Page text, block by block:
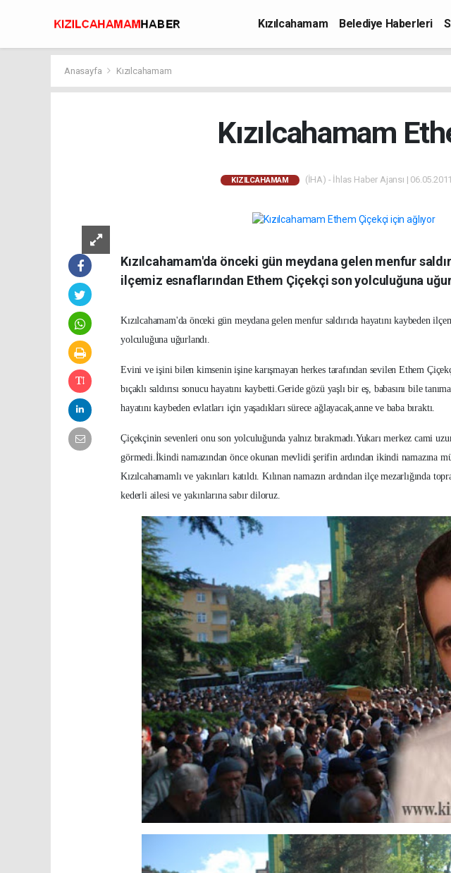
Kızılcahamam Belediye Haberleri
Anasayfa Kızılcahamam
Kızılcahamam
KIZILCAHAMAM (İHA) - İhlas Haber Ajansı |
Kızılcahamam'da önceki gün meydana gelen menfur
ilçemiz esnaflarından Ethem Çiçekçi son yolculuğuna
Kızılcahamam'da önceki gün meydana gelen menfur saldırıda hayatını kaybeden
yolculuğuna uğurlandı.
Evini ve işini bilen kimsenin işine karışmayan herkes tarafından sevilen Ethem
bıçaklı saldırısı sonucu hayatını kaybetti.Geride gözü yaşlı bir eş, babasını bile
hayatını kaybeden evlatları için yaşadıkları sürece ağlayacak,anne ve baba bıraktı.
Çiçekçinin sevenleri onu son yolculuğunda yalnız bırakmadı.Yukarı merkez cami
görmedi.İkindi namazından önce okunan mevlidi şerifin ardından ikindi namazına
Kızılcahamamlı ve yakınları katıldı. Kılınan namazın ardından ilçe mezarlığında
kederli ailesi ve yakınlarına sabır diloruz.